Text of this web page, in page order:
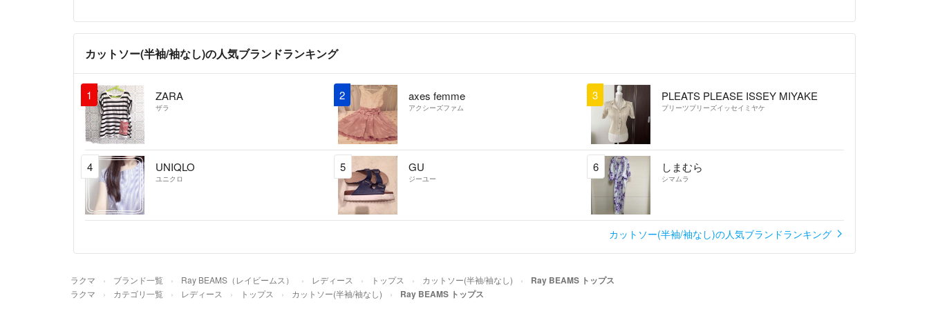
カットソー(半袖/袖なし)の人気ブランドランキング
1 ZARA
ザラ
2 axes femme
アクシーズファム
3 PLEATS PLEASE ISSEY MIYAKE
プリーツプリーズイッセイミヤケ
4 UNIQLO
ユニクロ
5 GU
ジーユー
6 しまむら
シマムラ
カットソー(半袖/袖なし)の人気ブランドランキング
ラクマ ブランド一覧 Ray BEAMS（レイビームス） レディース トップス カットソー(半袖/袖なし) Ray BEAMS トップス
ラクマ カテゴリ一覧 レディース トップス カットソー(半袖/袖なし) Ray BEAMS トップス